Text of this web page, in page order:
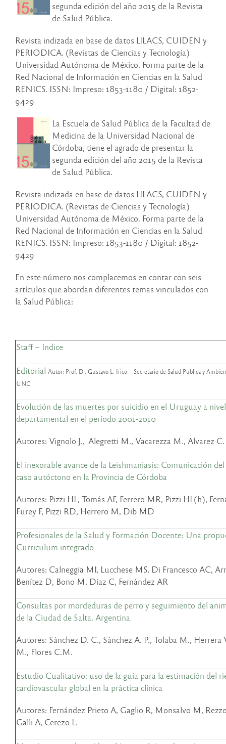
segunda edición del año 2015 de la Revista
de Salud Pública.
Revista indizada en base de datos LILACS, CUIDEN y
PERIODICA. (Revistas de Ciencias y Tecnología)
Universidad Autónoma de México. Forma parte de la
Red Nacional de Información en Ciencias en la Salud
RENICS. ISSN: Impreso: 1853-1180 / Digital: 1852-
9429
La Escuela de Salud Pública de la Facultad de
Medicina de la Universidad Nacional de
Córdoba, tiene el agrado de presentar la
segunda edición del año 2015 de la Revista
de Salud Pública.
Revista indizada en base de datos LILACS, CUIDEN y
PERIODICA. (Revistas de Ciencias y Tecnología)
Universidad Autónoma de México. Forma parte de la
Red Nacional de Información en Ciencias en la Salud
RENICS. ISSN: Impreso: 1853-1180 / Digital: 1852-
9429
En este número nos complacemos en contar con seis
artículos que abordan diferentes temas vinculados con
la Salud Pública:
Staff – Indice
Editorial Autor: Prof. Dr. Gustavo L. Irico – Secretario de Salud Publica y
UNC
Evolución de las muertes por suicidio en el Uruguay a nivel
departamental en el período 2001-2010
Autores: Vignolo J., Alegretti M., Vacarezza M., Alvarez C.
El inexorable avance de la Leishmaniasis: Comunicación
caso autóctono en la Provincia de Córdoba
Autores: Pizzi HL, Tomás AF, Ferrero MR, Pizzi HL(h),
Furey F, Pizzi RD, Herrero M, Dib MD
Profesionales de la Salud y Formación Docente: Una
Curriculum integrado
Autores: Calneggia MI, Lucchese MS, Di Francesco AC,
Benítez D, Bono M, Díaz C, Fernández AR
Consultas por mordeduras de perro y seguimiento del
de la Ciudad de Salta. Argentina
Autores: Sánchez D. C., Sánchez A. P., Tolaba M., Herrera
M., Flores C.M.
Estudio Cualitativo: uso de la guía para la estimación del
cardiovascular global en la práctica clínica
Autores: Fernández Prieto A, Gaglio R, Monsalvo M,
Galli A, Cerezo L.